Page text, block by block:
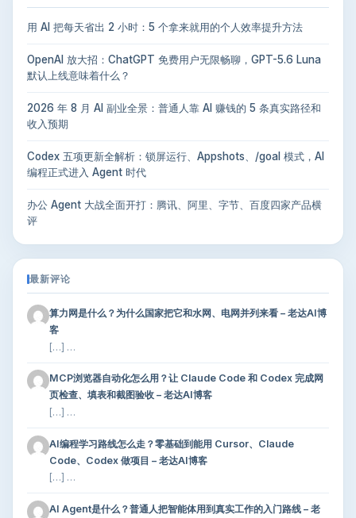
用 AI 把每天省出 2 小时：5 个拿来就用的个人效率提升方法
OpenAI 放大招：ChatGPT 免费用户无限畅聊，GPT-5.6 Luna
默认上线意味着什么？
2026 年 8 月 AI 副业全景：普通人靠 AI 赚钱的 5 条真实路径和
收入预期
Codex 五项更新全解析：锁屏运行、Appshots、/goal 模式，AI
编程正式进入 Agent 时代
办公 Agent 大战全面开打：腾讯、阿里、字节、百度四家产品横
评
最新评论
算力网是什么？为什么国家把它和水网、电网并列来看 – 老达AI博
客
[…] …
MCP浏览器自动化怎么用？让 Claude Code 和 Codex 完成网
页检查、填表和截图验收 – 老达AI博客
[…] …
AI编程学习路线怎么走？零基础到能用 Cursor、Claude
Code、Codex 做项目 – 老达AI博客
[…] …
AI Agent是什么？普通人把智能体用到真实工作的入门路线 – 老